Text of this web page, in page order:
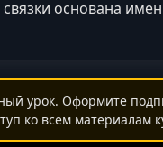
связки основана
урок. Оформите
ко всем материалам